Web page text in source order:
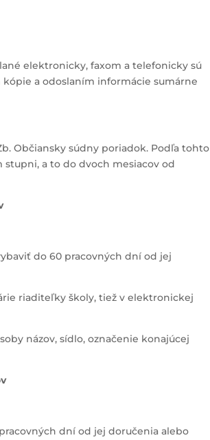
elektronicky, faxom a telefonicky sú
a odoslaním informácie sumárne
Občiansky súdny poriadok. Podľa tohto
a to do dvoch mesiacov od
do 60 pracovných dní od jej
riaditeľky školy, tiež v elektronickej
názov, sídlo, označenie konajúcej
dní od jej doručenia alebo